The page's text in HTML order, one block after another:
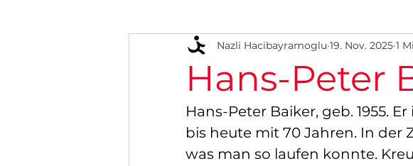
Hans-Peter
Nazli Hacibayramoglu 19. Nov. 2025 1
Hans-Peter Baiker, geb. 1955.
bis heute mit 70 Jahren. In der
was man so laufen konnte.